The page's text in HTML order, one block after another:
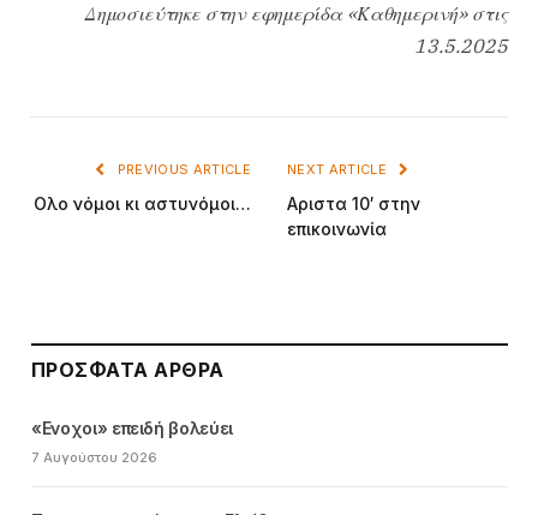
Δημοσιεύτηκε στην εφημερίδα «Καθημερινή» στις
13.5.2025
PREVIOUS ARTICLE
Ολο νόμοι κι αστυνόμοι…
NEXT ARTICLE
Αριστα 10′ στην
επικοινωνία
ΠΡΌΣΦΑΤΑ ΆΡΘΡΑ
«Ενοχοι» επειδή βολεύει
7 Αυγούστου 2026